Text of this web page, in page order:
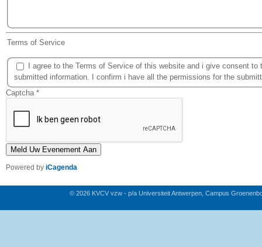
Terms of Service
I agree to the Terms of Service of this website and i give consent
submitted information. I confirm i have all the permissions for the
Captcha*
Meld Uw Evenement Aan
Powered by iCagenda
© 2026 KVCV vzw - p/a Universiteit Antwerpen, Campus